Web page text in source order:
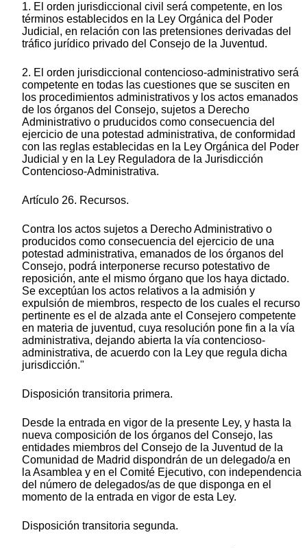
1. El orden jurisdiccional civil será competente, en los
términos establecidos en la Ley Orgánica del Poder
Judicial, en relación con las pretensiones derivadas del
tráfico jurídico privado del Consejo de la Juventud.
2. El orden jurisdiccional contencioso-administrativo será
competente en todas las cuestiones que se susciten en
los procedimientos administrativos y los actos emanados
de los órganos del Consejo, sujetos a Derecho
Administrativo o pruducidos como consecuencia del
ejercicio de una potestad administrativa, de conformidad
con las reglas establecidas en la Ley Orgánica del Poder
Judicial y en la Ley Reguladora de la Jurisdicción
Contencioso-Administrativa.
Artículo 26. Recursos.
Contra los actos sujetos a Derecho Administrativo o
producidos como consecuencia del ejercicio de una
potestad administrativa, emanados de los órganos del
Consejo, podrá interponerse recurso potestativo de
reposición, ante el mismo órgano que los haya dictado.
Se exceptúan los actos relativos a la admisión y
expulsión de miembros, respecto de los cuales el recurso
pertinente es el de alzada ante el Consejero competente
en materia de juventud, cuya resolución pone fin a la vía
administrativa, dejando abierta la vía contencioso-
administrativa, de acuerdo con la Ley que regula dicha
jurisdicción."
Disposición transitoria primera.
Desde la entrada en vigor de la presente Ley, y hasta la
nueva composición de los órganos del Consejo, las
entidades miembros del Consejo de la Juventud de la
Comunidad de Madrid dispondrán de un delegado/a en
la Asamblea y en el Comité Ejecutivo, con independencia
del número de delegados/as de que disponga en el
momento de la entrada en vigor de esta Ley.
Disposición transitoria segunda.